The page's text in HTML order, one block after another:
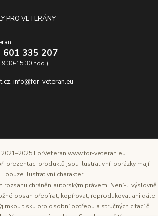
PRO VETERÁNY
601 335 207
9:30-15:30 hod.)
info@for-veteran.eu
ForVeteran www.for-veteran.eu
prezentaci produktů jsou ilustrativní, obrázky mají
pouze ilustrativní charakter.
rozsahu chráněn autorským právem. Není-li výslovně
obsah přebírat, kopírovat, reprodukovat ani dále
tisku pro osobní potřebu a stručných citací či